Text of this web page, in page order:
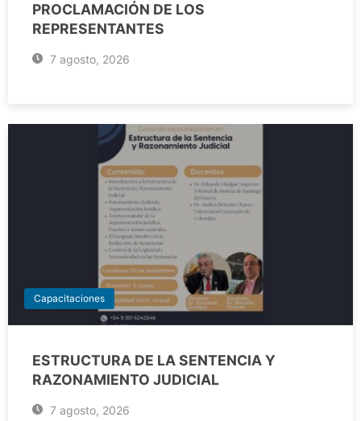
PROCLAMACIÓN DE LOS
REPRESENTANTES
7 agosto, 2026
Capacitaciones
ESTRUCTURA DE LA SENTENCIA Y
RAZONAMIENTO JUDICIAL
7 agosto, 2026